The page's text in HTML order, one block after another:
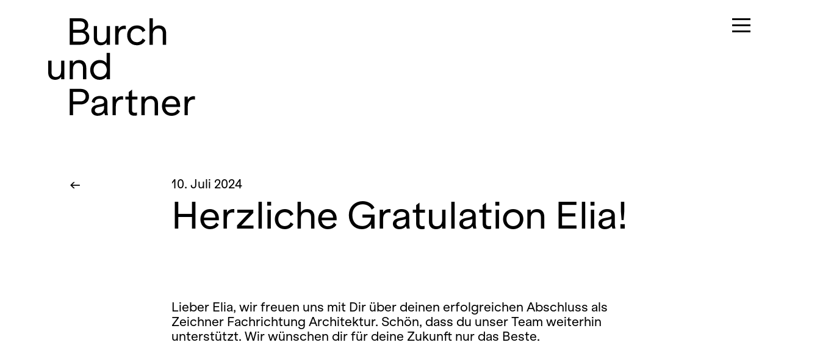
Hauptnavigation
← 10. Juli 2024
Herzliche Gratulation Elia!
Lieber Elia, wir freuen uns mit Dir über deinen erfolgreichen Abschluss als
Zeichner Fachrichtung Architektur. Schön, dass du unser Team weiterhin
unterstützt. Wir wünschen dir für deine Zukunft nur das Beste.